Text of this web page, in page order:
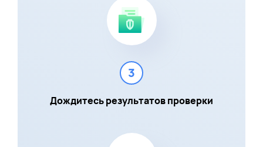
3
Дождитесь результатов проверки